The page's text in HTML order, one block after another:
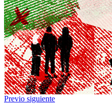
Previo siguiente